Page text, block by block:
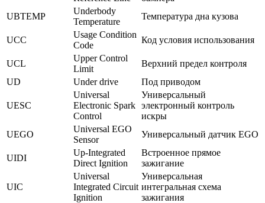
UBTEMP
Underbody
Temperature
Температура дна кузова
UCC
Usage Condition
Code
Код условия использования
UCL
Upper Control
Limit
Верхний предел контроля
UD
Under drive Под приводом
UESC
Universal
Electronic Spark
Control
Универсальный
электронный контроль
искры
UEGO
Universal EGO
Sensor
Универсальный датчик EGO
UIDI
Up-Integrated
Direct Ignition
Встроенное прямое
зажигание
UIC
Universal
Integrated Circuit
Ignition
Универсальная
интегральная схема
зажигания